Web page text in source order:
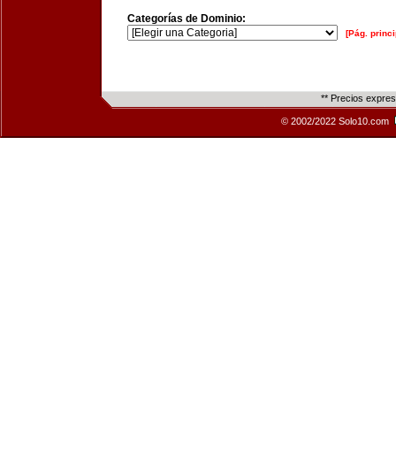
Categorías de Dominio:
[Pág.
** Precios
© 2002/2022 Solo10.com